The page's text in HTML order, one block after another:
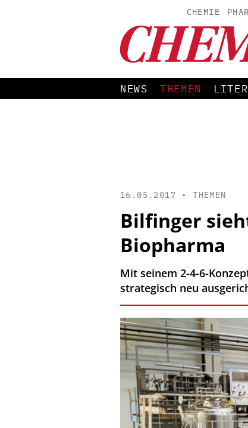
CHEMIE
NEWS THEMEN
16.05.2017 •THEMEN
Bilfinger
Biopharma
Mit seinem 2-4-6-
strategisch neu